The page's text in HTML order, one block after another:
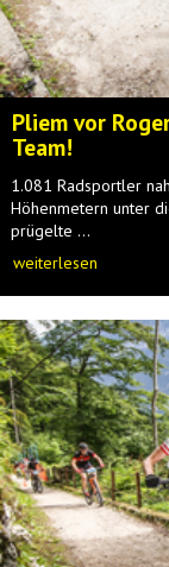
Pliem vor
Team!
1.081 Radsportler
Höhenmetern unter
prügelte ...
weiterlesen